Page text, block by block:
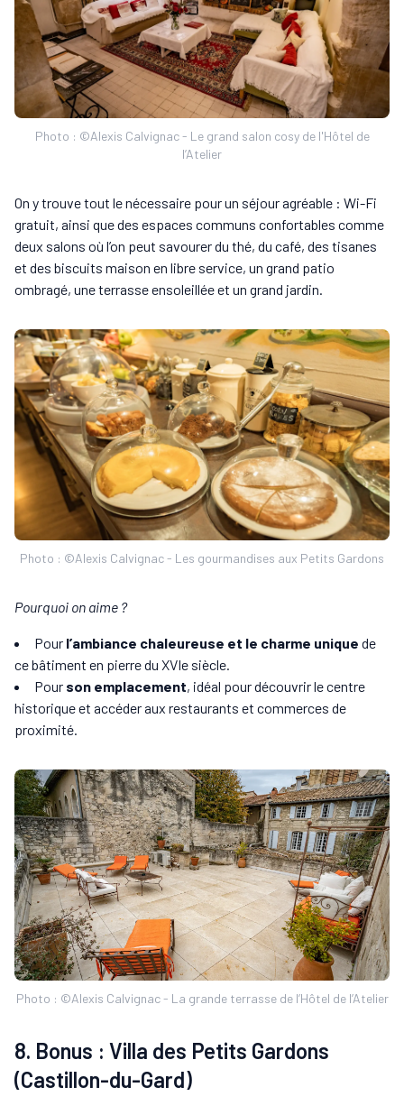
Photo : ©Alexis Calvignac - Le grand salon cosy de l'Hôtel de
l’Atelier
On y trouve tout le nécessaire pour un séjour agréable : Wi-Fi
gratuit, ainsi que des espaces communs confortables comme
deux salons où l’on peut savourer du thé, du café, des tisanes
et des biscuits maison en libre service, un grand patio
ombragé, une terrasse ensoleillée et un grand jardin.
Photo : ©Alexis Calvignac - Les gourmandises aux Petits Gardons
Pourquoi on aime ?
Pour l’ambiance chaleureuse et le charme unique de
ce bâtiment en pierre du XVIe siècle.
Pour son emplacement, idéal pour découvrir le centre
historique et accéder aux restaurants et commerces de
proximité.
Photo : ©Alexis Calvignac - La grande terrasse de l’Hôtel de l’Atelier
8. Bonus : Villa des Petits Gardons
(Castillon-du-Gard)